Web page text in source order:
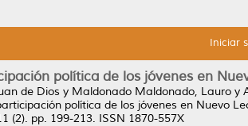
Iniciar
política de los jóvenes en
de Dios y Maldonado Maldonado, Lauro y
política de los jóvenes en Nuevo
(2). pp. 199-213. ISSN 1870-557X